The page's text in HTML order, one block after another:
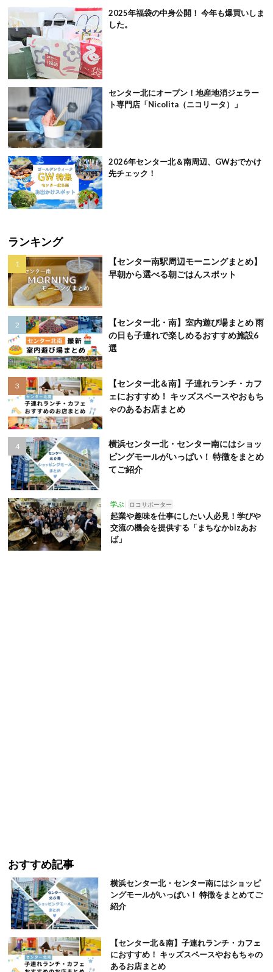
2025年福袋の中身公開！ 今年も爆買いしま
した。
センター北にオープン！地産地消ジェラー
ト専門店「Nicolita（ニコリータ）」
2026年センター北＆南周辺、GWおでかけ
先チェック！
ランキング
【センター南駅周辺モーニングまとめ】
早朝から選べる朝ごはんスポット
【センター北・南】室内遊び場まとめ 雨
の日も子連れで楽しめるおすすめ施設6
選
【センター北＆南】子連れランチ・カフ
ェにおすすめ！ キッズスペースやおもち
ゃのあるお店まとめ
横浜センター北・センター南にはショッ
ピングモールがいっぱい！ 特徴をまとめ
てご紹介
学ぶ ロコサポーター
起業や趣味を仕事にしたい人必見！学びや
交流の機会を提供する「まちなかbizあお
ば」
おすすめ記事
横浜センター北・センター南にはショッピ
ングモールがいっぱい！ 特徴をまとめてご
紹介
【センター北＆南】子連れランチ・カフェ
におすすめ！ キッズスペースやおもちゃの
あるお店まとめ